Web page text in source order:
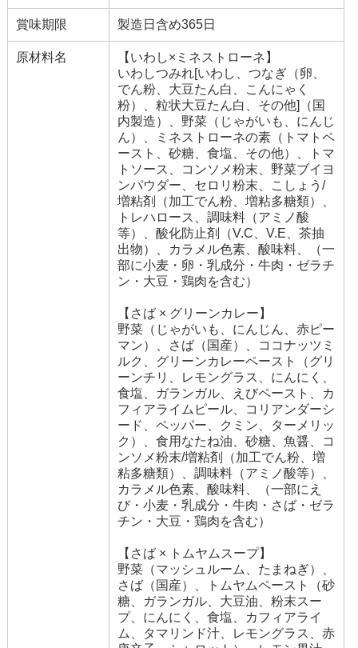
賞味期限 製造日含め365日
原材料名
【いわし×ミネストローネ】
いわしつみれ[いわし、つなぎ（卵、
でん粉、大豆たん白、こんにゃく
粉）、粒状大豆たん白、その他]（国
内製造）、野菜（じゃがいも、にんじ
ん）、ミネストローネの素（トマトペ
ースト、砂糖、食塩、その他）、トマ
トソース、コンソメ粉末、野菜ブイヨ
ンパウダー、セロリ粉末、こしょう/
増粘剤（加工でん粉、増粘多糖類）、
トレハロース、調味料（アミノ酸
等）、酸化防止剤（V.C、V.E、茶抽
出物）、カラメル色素、酸味料、（一
部に小麦・卵・乳成分・牛肉・ゼラチ
ン・大豆・鶏肉を含む）
【さば × グリーンカレー】
野菜（じゃがいも、にんじん、赤ピー
マン）、さば（国産）、ココナッツミ
ルク、グリーンカレーペースト（グリ
ーンチリ、レモングラス、にんにく、
食塩、ガランガル、えびペースト、カ
フィアライムピール、コリアンダーシ
ード、ペッパー、クミン、ターメリッ
ク）、食用なたね油、砂糖、魚醤、コ
ンソメ粉末/増粘剤（加工でん粉、増
粘多糖類）、調味料（アミノ酸等）、
カラメル色素、酸味料、（一部にえ
び・小麦・乳成分・牛肉・さば・ゼラ
チン・大豆・鶏肉を含む）
【さば × トムヤムスープ】
野菜（マッシュルーム、たまねぎ）、
さば（国産）、トムヤムペースト（砂
糖、ガランガル、大豆油、粉末スー
プ、にんにく、食塩、カフィアライ
ム、タマリンド汁、レモングラス、赤